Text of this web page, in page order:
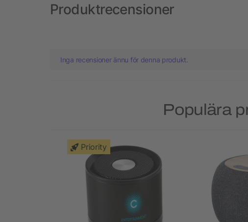
Produktrecensioner
Inga recensioner ännu för denna produkt.
Populära
Priority